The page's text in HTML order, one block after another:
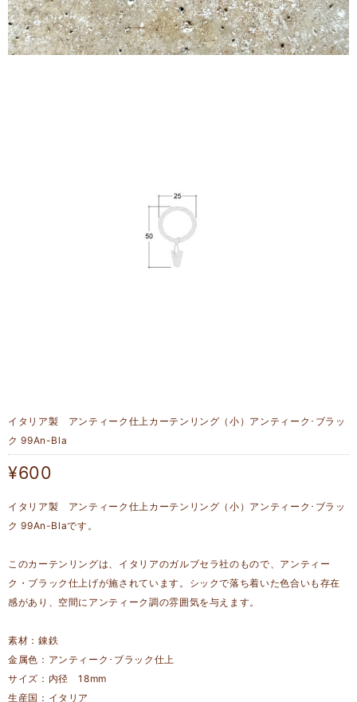
イタリア製 アンティーク仕上カーテンリング（小）アンティーク･ブラッ
ク 99An-Bla
¥600
イタリア製 アンティーク仕上カーテンリング（小）アンティーク･ブラッ
ク 99An-Blaです。
このカーテンリングは、イタリアのガルブセラ社のもので、アンティー
ク・ブラック仕上げが施されています。シックで落ち着いた色合いも存在
感があり、空間にアンティーク調の雰囲気を与えます。
素材：錬鉄
金属色：アンティーク･ブラック仕上
サイズ：内径 18mm
生産国：イタリア